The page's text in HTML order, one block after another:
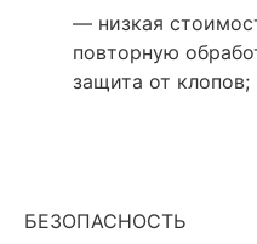
— низкая
повторную
защита от клопов;
БЕЗОПАСНОСТЬ